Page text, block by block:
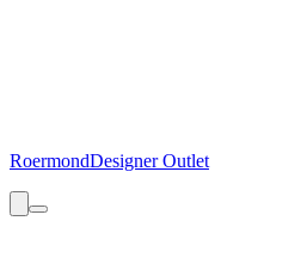
RoermondDesigner Outlet